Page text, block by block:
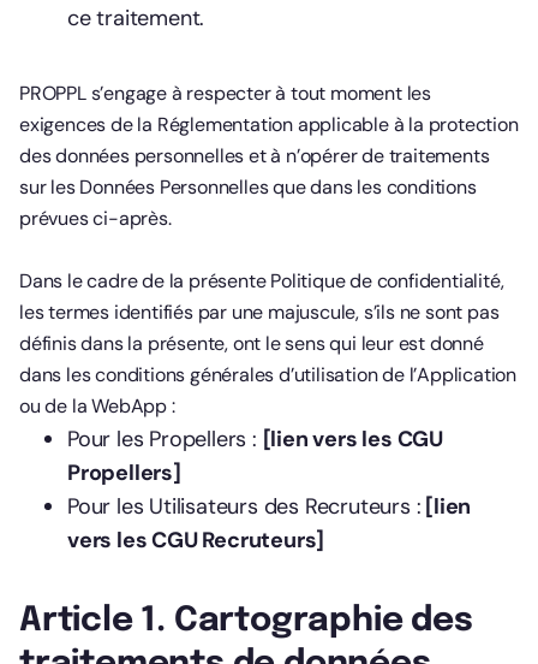
ce traitement.
PROPPL s’engage à respecter à tout moment les
exigences de la Réglementation applicable à la protection
des données personnelles et à n’opérer de traitements
sur les Données Personnelles que dans les conditions
prévues ci-après.
Dans le cadre de la présente Politique de confidentialité,
les termes identifiés par une majuscule, s’ils ne sont pas
définis dans la présente, ont le sens qui leur est donné
dans les conditions générales d’utilisation de l’Application
ou de la WebApp :
Pour les Propellers : [lien vers les CGU
Propellers]
Pour les Utilisateurs des Recruteurs : [lien
vers les CGU Recruteurs]
Article 1. Cartographie des